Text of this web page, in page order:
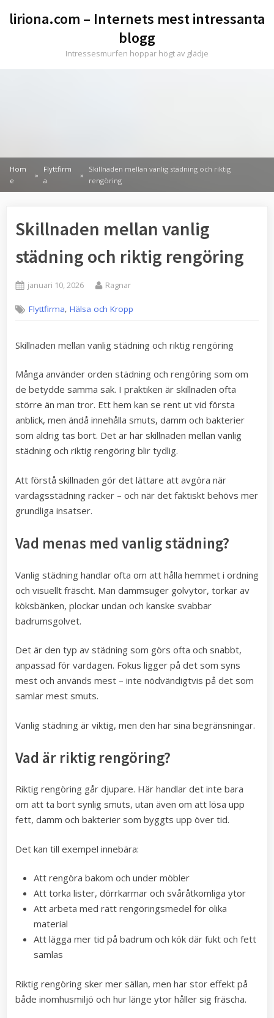
liriona.com – Internets mest intressanta
blogg
Intressesmurfen hoppar högt av glädje
Hom
e
Flyttfirm
a
Skillnaden mellan vanlig städning och riktig
rengöring
Skillnaden mellan vanlig
städning och riktig rengöring
Posted
januari 10, 2026 By
Ragnar
Flyttfirma,Hälsa och Kropp
Skillnaden mellan vanlig städning och riktig rengöring
Många använder orden städning och rengöring som om
de betydde samma sak. I praktiken är skillnaden ofta
större än man tror. Ett hem kan se rent ut vid första
anblick, men ändå innehålla smuts, damm och bakterier
som aldrig tas bort. Det är här skillnaden mellan vanlig
städning och riktig rengöring blir tydlig.
Att förstå skillnaden gör det lättare att avgöra när
vardagsstädning räcker – och när det faktiskt behövs mer
grundliga insatser.
Vad menas med vanlig städning?
Vanlig städning handlar ofta om att hålla hemmet i ordning
och visuellt fräscht. Man dammsuger golvytor, torkar av
köksbänken, plockar undan och kanske svabbar
badrumsgolvet.
Det är den typ av städning som görs ofta och snabbt,
anpassad för vardagen. Fokus ligger på det som syns
mest och används mest – inte nödvändigtvis på det som
samlar mest smuts.
Vanlig städning är viktig, men den har sina begränsningar.
Vad är riktig rengöring?
Riktig rengöring går djupare. Här handlar det inte bara
om att ta bort synlig smuts, utan även om att lösa upp
fett, damm och bakterier som byggts upp över tid.
Det kan till exempel innebära:
Att rengöra bakom och under möbler
Att torka lister, dörrkarmar och svåråtkomliga ytor
Att arbeta med rätt rengöringsmedel för olika
material
Att lägga mer tid på badrum och kök där fukt och fett
samlas
Riktig rengöring sker mer sällan, men har stor effekt på
både inomhusmiljö och hur länge ytor håller sig fräscha.